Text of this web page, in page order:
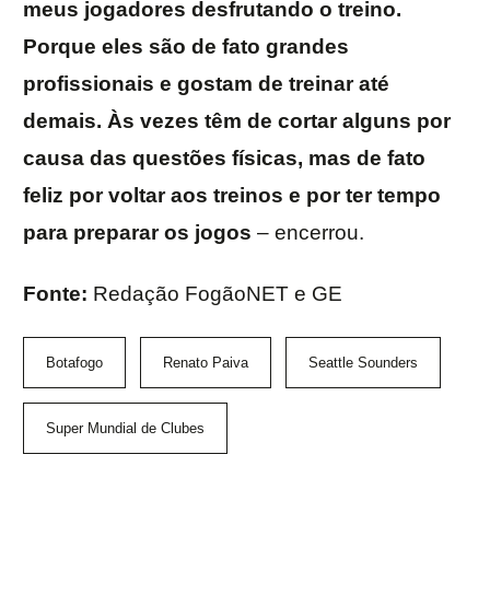
meus jogadores desfrutando o treino.
Porque eles são de fato grandes
profissionais e gostam de treinar até
demais. Às vezes têm de cortar alguns por
causa das questões físicas, mas de fato
feliz por voltar aos treinos e por ter tempo
para preparar os jogos – encerrou.
Fonte: Redação FogãoNET e GE
Botafogo Renato Paiva Seattle Sounders
Super Mundial de Clubes